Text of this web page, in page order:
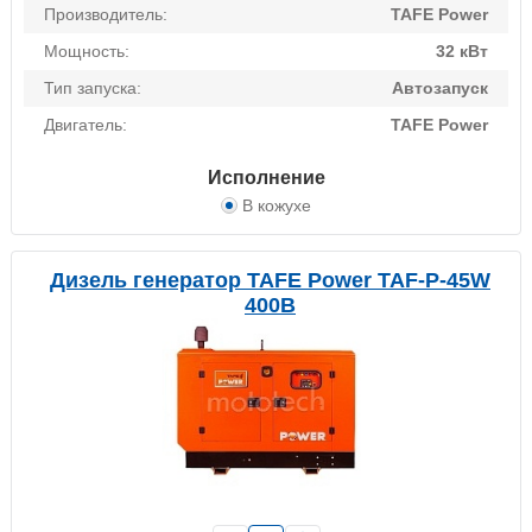
Производитель:
TAFE Power
Мощность:
32 кВт
Тип запуска:
Автозапуск
Двигатель:
TAFE Power
Исполнение
В кожухе
Дизель генератор TAFE Power TAF-P-45W
400В